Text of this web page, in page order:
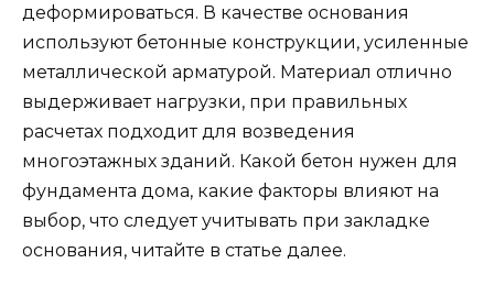
деформироваться. В качестве основания
используют бетонные конструкции, усиленные
металлической арматурой. Материал отлично
выдерживает нагрузки, при правильных
расчетах подходит для возведения
многоэтажных зданий. Какой бетон нужен для
фундамента дома, какие факторы влияют на
выбор, что следует учитывать при закладке
основания, читайте в статье далее.